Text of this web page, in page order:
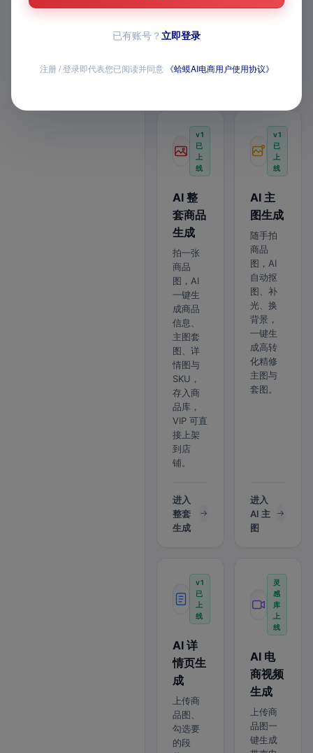
家桶持续上新
覆盖商品生成、图片与视频创作、导
全部模块均已开放
v1
已
上
线
AI 整
套商品
生成
拍一张
商品
图，AI
一键生
成商品
信息、
主图套
图、详
情图与
SKU，
存入商
品库，
VIP 可直
接上架
到店
铺。
进入
整套
生成
v1
已
上
线
AI 主
图生成
随手拍
商品
图，AI
自动抠
图、补
光、换
背景，
一键生
成高转
化精修
主图与
套图。
进入
AI 主
图
v1
已
上
线
AI 详
情页生
成
上传商
品图、
勾选要
的段
灵
感
库
上
线
AI 电
商视频
生成
上传商
品图一
键生成
已有账号？ 立即登录
注册 / 登录即代表您已阅读并同意 《蛤蟆AI电商用户使用协议》